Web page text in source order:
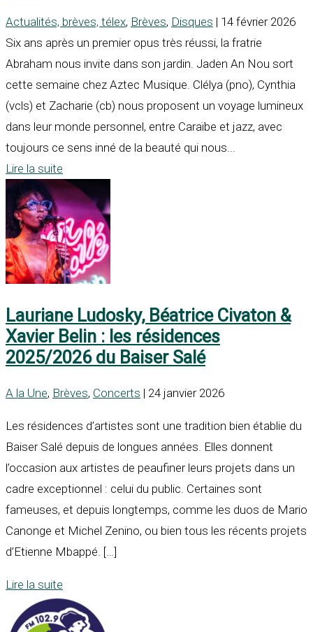
Actualités, brèves, télex, Brèves, Disques | 14 février 2026
Six ans après un premier opus très réussi, la fratrie
Abraham nous invite dans son jardin. Jaden An Nou sort
cette semaine chez Aztec Musique. Clélya (pno), Cynthia
(vcls) et Zacharie (cb) nous proposent un voyage lumineux
dans leur monde personnel, entre Caraïbe et jazz, avec
toujours ce sens inné de la beauté qui nous...
Lire la suite
Lauriane Ludosky, Béatrice Civaton &
Xavier Belin : les résidences
2025/2026 du Baiser Salé
A la Une, Brèves, Concerts | 24 janvier 2026
Les résidences d’artistes sont une tradition bien établie du
Baiser Salé depuis de longues années. Elles donnent
l’occasion aux artistes de peaufiner leurs projets dans un
cadre exceptionnel : celui du public. Certaines sont
fameuses, et depuis longtemps, comme les duos de Mario
Canonge et Michel Zenino, ou bien tous les récents projets
d’Etienne Mbappé. […]
Lire la suite